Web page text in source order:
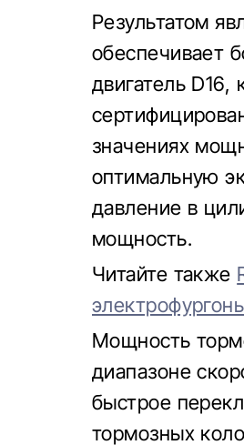
Результатом
обеспечивает
двигатель D16,
значениях
оптимальную
давление в
мощность.
Читайте также
Мощность
диапазоне
быстрое
тормозных